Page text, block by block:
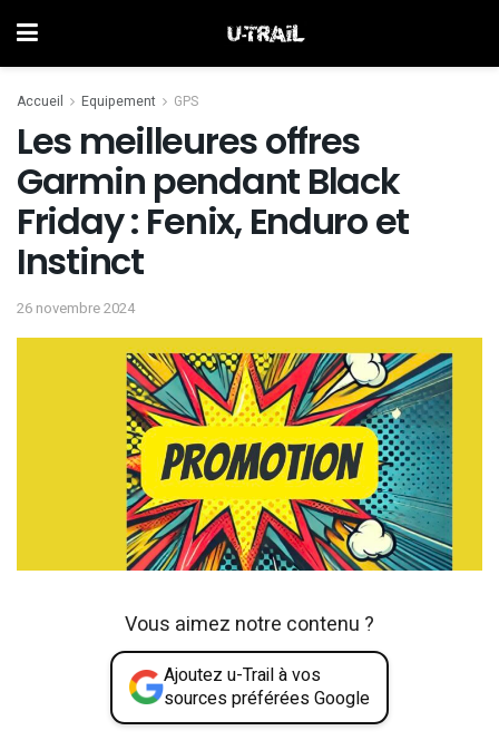
Accueil Equipement GPS
Les meilleures offres
Garmin pendant Black
Friday : Fenix, Enduro et
Instinct
26 novembre 2024
Vous aimez notre contenu ?
Ajoutez u-Trail à vos
sources préférées Google